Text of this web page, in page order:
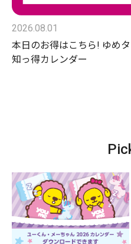
2026.08.01
本日のお得はこちら! ゆめ
知っ得カレンダー